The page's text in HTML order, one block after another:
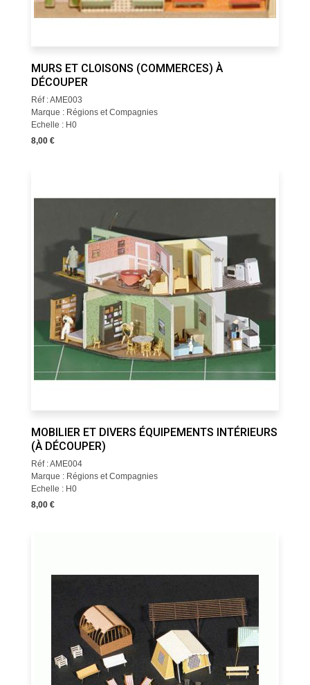
MURS ET CLOISONS (COMMERCES) À
DÉCOUPER
Réf : AME003
Marque : Régions et Compagnies
Echelle : H0
8,00 €
MOBILIER ET DIVERS ÉQUIPEMENTS INTÉRIEURS
(À DÉCOUPER)
Réf : AME004
Marque : Régions et Compagnies
Echelle : H0
8,00 €